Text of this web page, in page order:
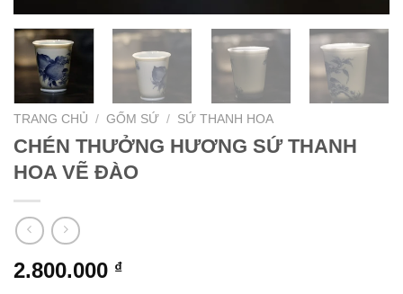
TRANG CHỦ / GỐM SỨ / SỨ THANH HOA
CHÉN THƯỞNG HƯƠNG SỨ THANH
HOA VẼ ĐÀO
2.800.000 ₫